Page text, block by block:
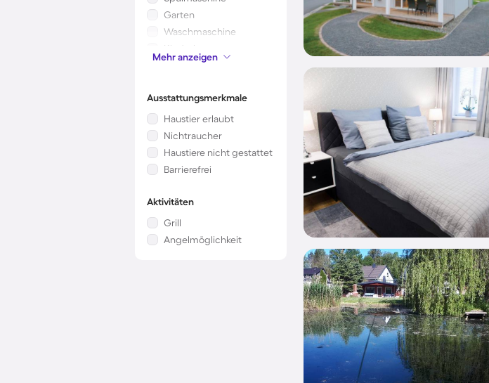
Garten
Waschmaschine
Kinderbett
Mikrowelle
Mehr anzeigen
Ausstattungsmerkmale
Haustier erlaubt
Nichtraucher
Haustiere nicht gestattet
Barrierefrei
Aktivitäten
Grill
Angelmöglichkeit